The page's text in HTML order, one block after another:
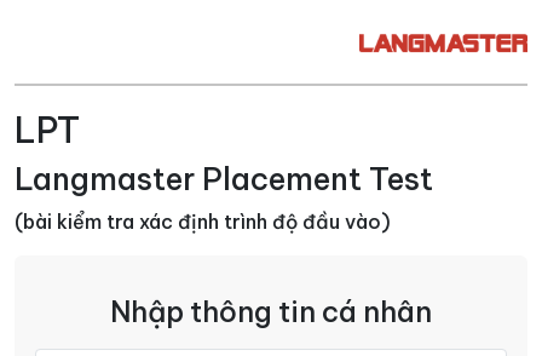
LPT
Langmaster Placement Test
(bài kiểm tra xác định trình độ đầu vào)
Nhập thông tin cá nhân